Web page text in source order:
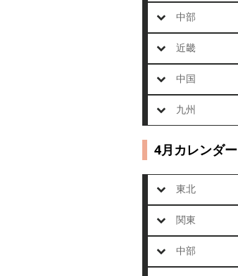
中部
近畿
中国
九州
4月カレンダー
東北
関東
中部